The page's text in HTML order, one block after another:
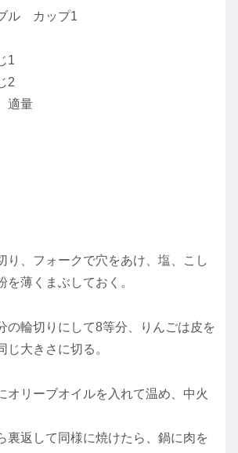
ル カップ1
1
2
適量
り、フォークで穴をあけ、塩、こし
を薄くまぶしておく。
の輪切りにして8等分、りんごは皮を
じ大きさに切る。
オリーブオイルを入れて温め、中火
裏返して同様に焼けたら、鍋に肉を